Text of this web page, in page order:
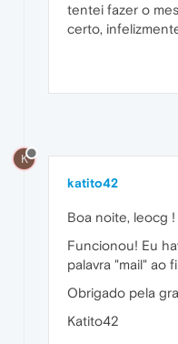
tentei fazer o
certo,
K
katito42
Boa noite, leocg !
Funcionou! Eu
palavra "mail" ao
Obrigado pela
Katito42